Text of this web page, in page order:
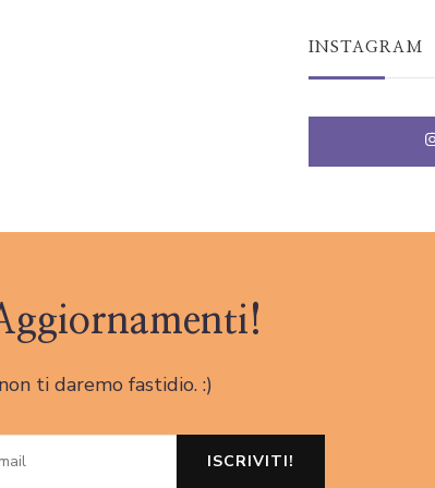
INSTAGRAM
ti daremo fastidio. :)